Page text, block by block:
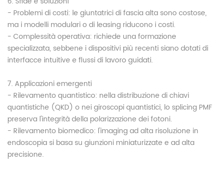
- Problemi di costi: le giuntatrici di fascia alta sono costose,
ma i modelli modulari o di leasing riducono i costi.
- Complessità operativa: richiede una formazione
specializzata, sebbene i dispositivi più recenti siano dotati di
interfacce intuitive e flussi di lavoro guidati.
7. Applicazioni emergenti
- Rilevamento quantistico: nella distribuzione di chiavi
quantistiche (QKD) o nei giroscopi quantistici, lo splicing PMF
preserva l'integrità della polarizzazione dei fotoni.
- Rilevamento biomedico: l'imaging ad alta risoluzione in
endoscopia si basa su giunzioni miniaturizzate e ad alta
precisione.